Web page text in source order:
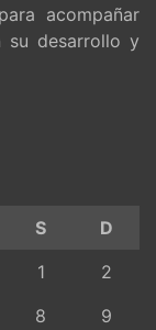
acompañar
su desarrollo y
S
D
1
2
8
9